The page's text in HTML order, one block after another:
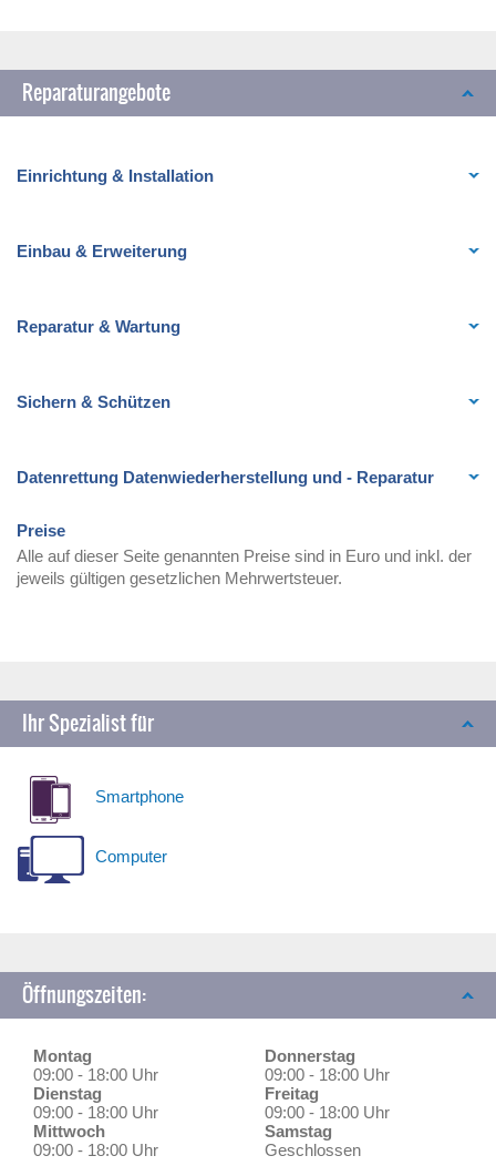
Reparaturangebote
Einrichtung & Installation
Einbau & Erweiterung
Reparatur & Wartung
Sichern & Schützen
Datenrettung Datenwiederherstellung und - Reparatur
Preise
Alle auf dieser Seite genannten Preise sind in Euro und inkl. der
jeweils gültigen gesetzlichen Mehrwertsteuer.
Ihr Spezialist für
Smartphone
Computer
Öffnungszeiten:
Montag
09:00 - 18:00 Uhr
Dienstag
09:00 - 18:00 Uhr
Mittwoch
09:00 - 18:00 Uhr
Donnerstag
09:00 - 18:00 Uhr
Freitag
09:00 - 18:00 Uhr
Samstag
Geschlossen